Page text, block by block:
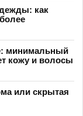
как
минимальный
кожу и волосы
или скрытая